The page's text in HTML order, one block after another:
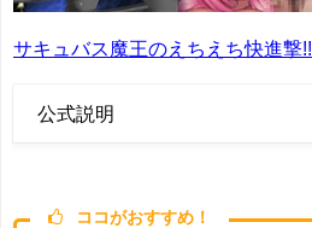
サキュバス魔王のえちえち快進撃!!
公式説明
ココがおすすめ！